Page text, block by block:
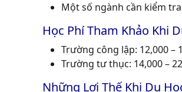
Một số ngành cần kiểm
Học Phí Tham Khảo Khi
Trường công lập: 12,000 –
Trường tư thục: 14,000 –
Những Lợi Thế Khi Du